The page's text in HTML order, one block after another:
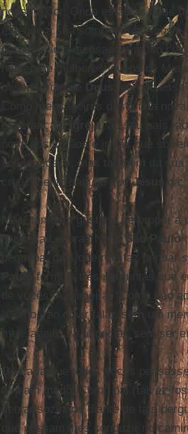
nosso redor. Onde estão as boas
estende a sua sombra sobre nós
partisse uma mensagem muito
homens e mulheres jovens de
misericórdia de
Deus , porque
Como mensageiros desta boa
esperança à
Igreja , ao seu país,
nova aos irmãos e irmãs que
solidariedade, mas também da
crescimento daquilo queJesus dá:
Mas, também gostaria de propor
Primeira Leitura? Nela,São Paulo
pequena, mas que nos faz pensar
Paulo
formula três perguntas que
de vocês. A primeira: “Como irão
“Como irão ouvir falar, sem um
mensageiro irá anunciar, sem ser
Gostaria que todos vocês
tenham medo! Como pai (talvez
deixar sozinhos diante de tais
que possam lhes conduzir no